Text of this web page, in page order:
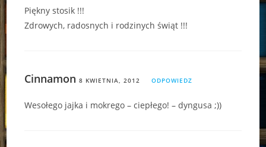
Piękny stosik !!!
Zdrowych, radosnych i rodzinych świąt !!!
Cinnamon 8 KWIETNIA, 2012 ODPOWIEDZ
Wesołego jajka i mokrego – ciepłego! – dyngusa ;))